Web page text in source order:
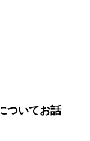
ついてお話